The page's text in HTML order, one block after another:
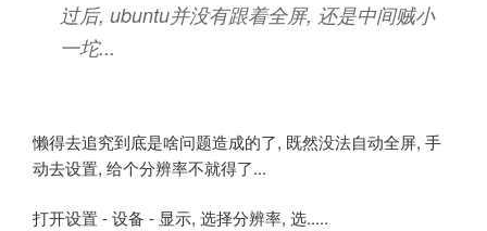
过后, ubuntu并没有跟着全屏, 还是中间贼小
一坨...
懒得去追究到底是啥问题造成的了, 既然没法自动全屏, 手
动去设置, 给个分辨率不就得了...
打开设置 - 设备 - 显示, 选择分辨率, 选.....